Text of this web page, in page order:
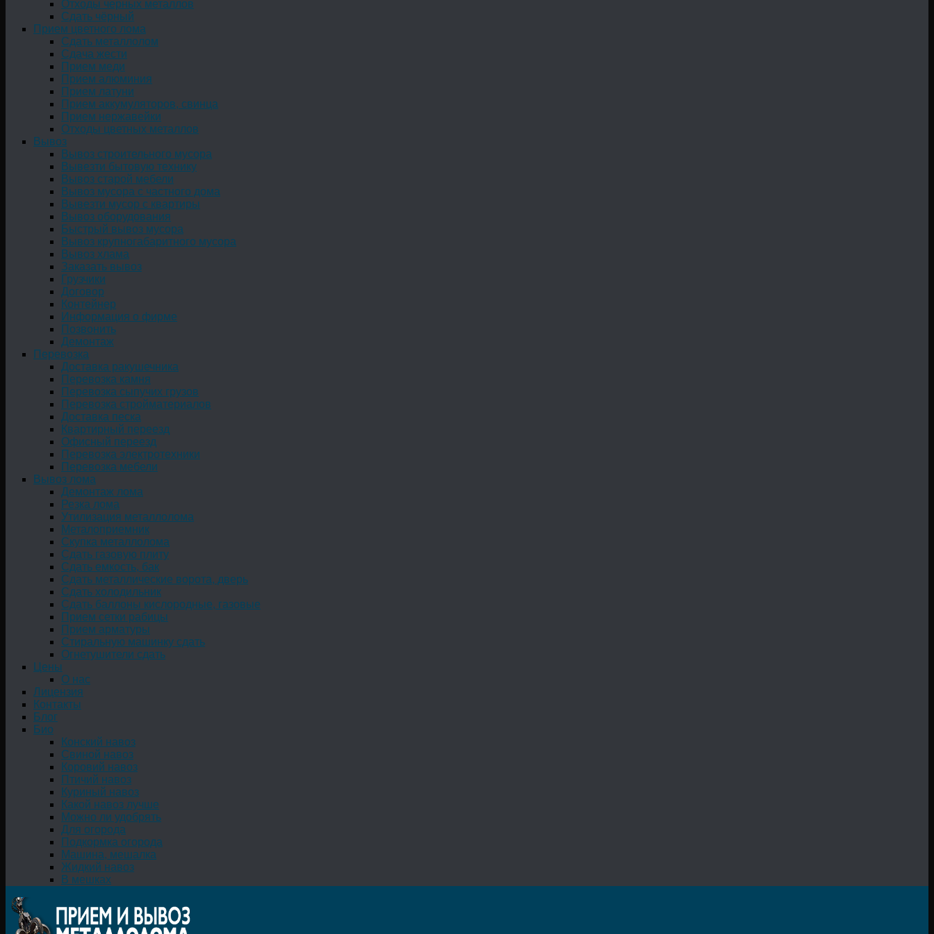
Отходы черных металлов
Сдать чёрный
Прием цветного лома
Сдать металлолом
Сдача жести
Прием меди
Прием алюминия
Прием латуни
Прием аккумуляторов, свинца
Прием нержавейки
Отходы цветных металлов
Вывоз
Вывоз строительного мусора
Вывезти бытовую технику
Вывоз старой мебели
Вывоз мусора с частного дома
Вывезти мусор с квартиры
Вывоз оборудования
Быстрый вывоз мусора
Вывоз крупногабаритного мусора
Вывоз хлама
Заказать вывоз
Грузчики
Договор
Контейнер
Информация о фирме
Позвонить
Демонтаж
Перевозка
Доставка ракушечника
Перевозка камня
Перевозка сыпучих грузов
Перевозка стройматериалов
Доставка песка
Квартирный переезд
Офисный переезд
Перевозка электротехники
Перевозка мебели
Вывоз лома
Демонтаж лома
Резка лома
Утилизация металлолома
Металоприемник
Скупка металлолома
Сдать газовую плиту
Сдать емкость, бак
Cдать металлические ворота, дверь
Сдать холодильник
Сдать баллоны кислородные, газовые
Прием сетки рабицы
Прием арматуры
Стиральную машинку сдать
Огнетушители сдать
Цены
О нас
Лицензия
Контакты
Блог
Био
Конский навоз
Свиной навоз
Коровий навоз
Птичий навоз
Куриный навоз
Какой навоз лучше
Можно ли удобрять
Для огорода
Подкормка огорода
Машина, мешалка
Жидкий навоз
В мешках